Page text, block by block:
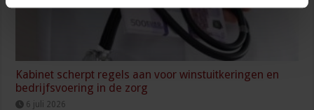
Kabinet scherpt regels aan voor winstuitkeringen en
bedrijfsvoering in de zorg
6 juli 2026